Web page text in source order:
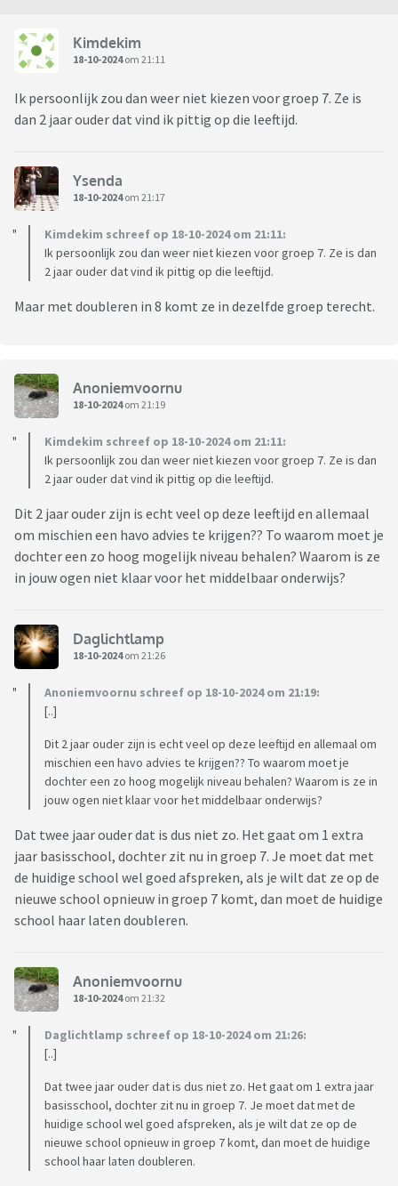
Kimdekim
18-10-2024om 21:11
Ik persoonlijk zou dan weer niet kiezen voor groep 7. Ze is
dan 2 jaar ouder dat vind ik pittig op die leeftijd.
Ysenda
18-10-2024om 21:17
Kimdekim schreef op 18-10-2024 om 21:11:
Ik persoonlijk zou dan weer niet kiezen voor groep 7. Ze is dan
2 jaar ouder dat vind ik pittig op die leeftijd.
Maar met doubleren in 8 komt ze in dezelfde groep terecht.
Anoniemvoornu
18-10-2024om 21:19
Kimdekim schreef op 18-10-2024 om 21:11:
Ik persoonlijk zou dan weer niet kiezen voor groep 7. Ze is dan
2 jaar ouder dat vind ik pittig op die leeftijd.
Dit 2 jaar ouder zijn is echt veel op deze leeftijd en allemaal
om mischien een havo advies te krijgen?? To waarom moet je
dochter een zo hoog mogelijk niveau behalen? Waarom is ze
in jouw ogen niet klaar voor het middelbaar onderwijs?
Daglichtlamp
18-10-2024om 21:26
Anoniemvoornu schreef op 18-10-2024 om 21:19:
[..]
Dit 2 jaar ouder zijn is echt veel op deze leeftijd en allemaal om
mischien een havo advies te krijgen?? To waarom moet je
dochter een zo hoog mogelijk niveau behalen? Waarom is ze in
jouw ogen niet klaar voor het middelbaar onderwijs?
Dat twee jaar ouder dat is dus niet zo. Het gaat om 1 extra
jaar basisschool, dochter zit nu in groep 7. Je moet dat met
de huidige school wel goed afspreken, als je wilt dat ze op de
nieuwe school opnieuw in groep 7 komt, dan moet de huidige
school haar laten doubleren.
Anoniemvoornu
18-10-2024om 21:32
Daglichtlamp schreef op 18-10-2024 om 21:26:
[..]
Dat twee jaar ouder dat is dus niet zo. Het gaat om 1 extra jaar
basisschool, dochter zit nu in groep 7. Je moet dat met de
huidige school wel goed afspreken, als je wilt dat ze op de
nieuwe school opnieuw in groep 7 komt, dan moet de huidige
school haar laten doubleren.